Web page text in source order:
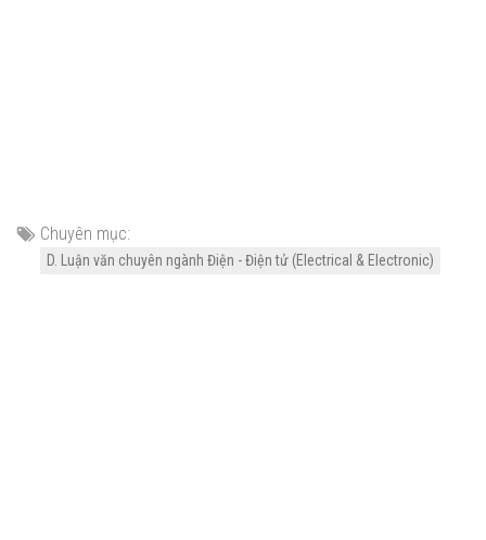
Chuyên mục:
D. Luận văn chuyên ngành Điện - Điện tử (Electrical & Electronic)